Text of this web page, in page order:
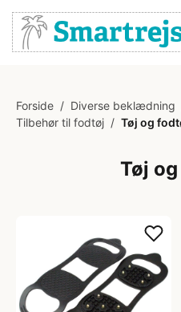
Forside / Diverse beklædning
Tilbehør til fodtøj / Tøj og
Tøj